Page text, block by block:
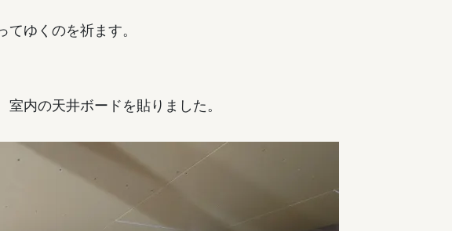
ゆくのを祈ます。
内の天井ボードを貼りました。